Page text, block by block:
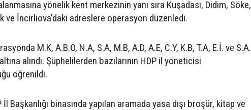
yönelik kent merkezinin yanı sıra Kuşadası, Didim, Söke,
ve İncirliova'daki adreslere operasyon düzenledi.
M.K, A.B.Ö, N.A, S.A, M.B, A.D, A.E, C.Y, K.B, T.A, E.İ. ve S.A.
alındı. Şüphelilerden bazılarının HDP il yöneticisi
öğrenildi.
İl Başkanlığı binasında yapılan aramada yasa dışı broşür, kitap ve